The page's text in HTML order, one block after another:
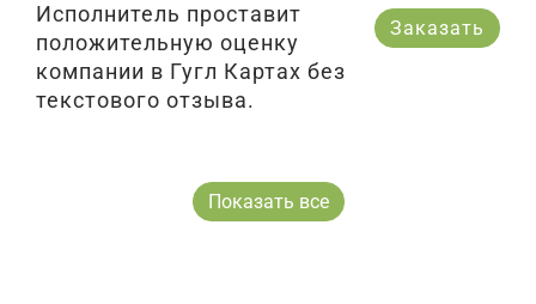
Исполнитель проставит
положительную оценку
компании в Гугл Картах без
текстового отзыва.
Заказать
Показать все